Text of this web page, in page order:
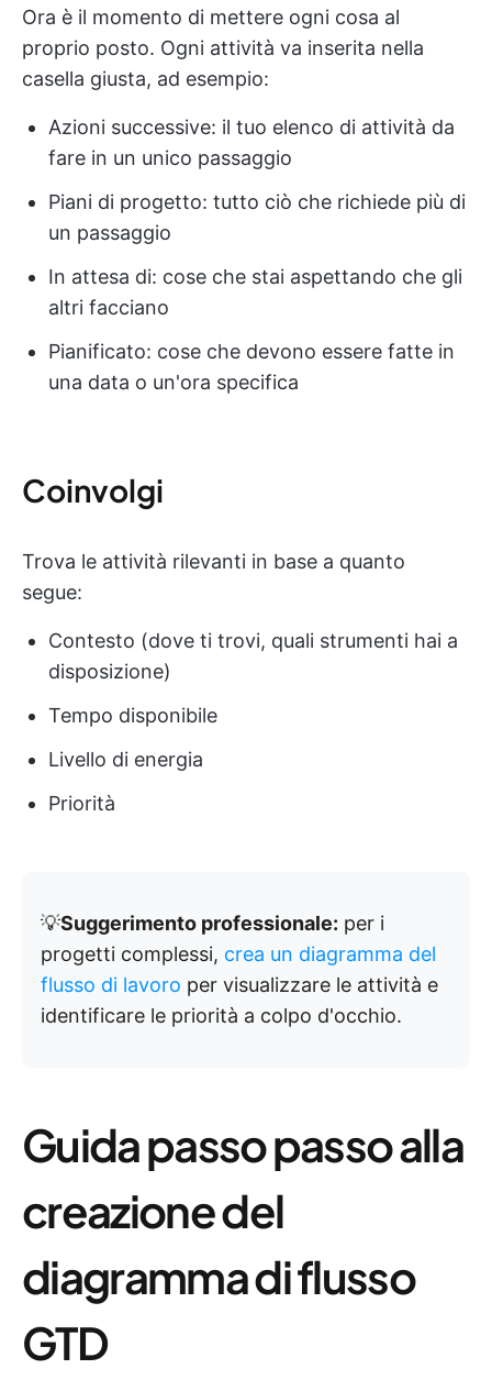
Ora è il momento di mettere ogni cosa al
proprio posto. Ogni attività va inserita nella
casella giusta, ad esempio:
Azioni successive: il tuo elenco di attività da
fare in un unico passaggio
Piani di progetto: tutto ciò che richiede più di
un passaggio
In attesa di: cose che stai aspettando che gli
altri facciano
Pianificato: cose che devono essere fatte in
una data o un'ora specifica
Coinvolgi
Trova le attività rilevanti in base a quanto
segue:
Contesto (dove ti trovi, quali strumenti hai a
disposizione)
Tempo disponibile
Livello di energia
Priorità
💡Suggerimento professionale: per i
progetti complessi, crea un diagramma del
flusso di lavoro per visualizzare le attività e
identificare le priorità a colpo d'occhio.
Guida passo passo alla
creazione del
diagramma di flusso
GTD